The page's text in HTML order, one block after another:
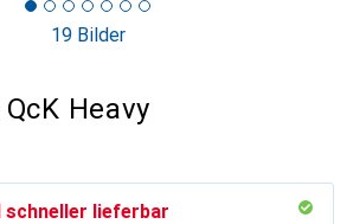
19 Bilder
QcK Heavy
schneller lieferbar